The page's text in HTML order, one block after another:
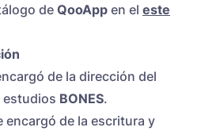
de QooApp en el este
de la dirección del
estudios BONES.
encargó de la escritura y